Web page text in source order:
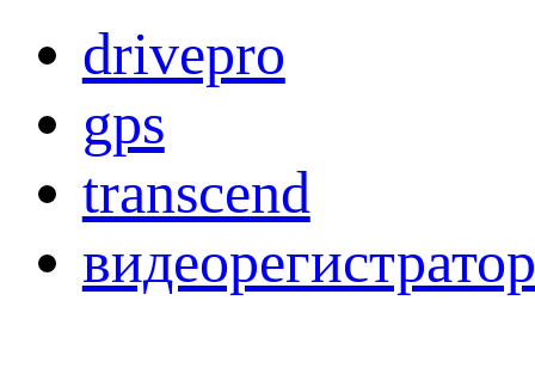
drivepro
gps
transcend
видеорегистратор